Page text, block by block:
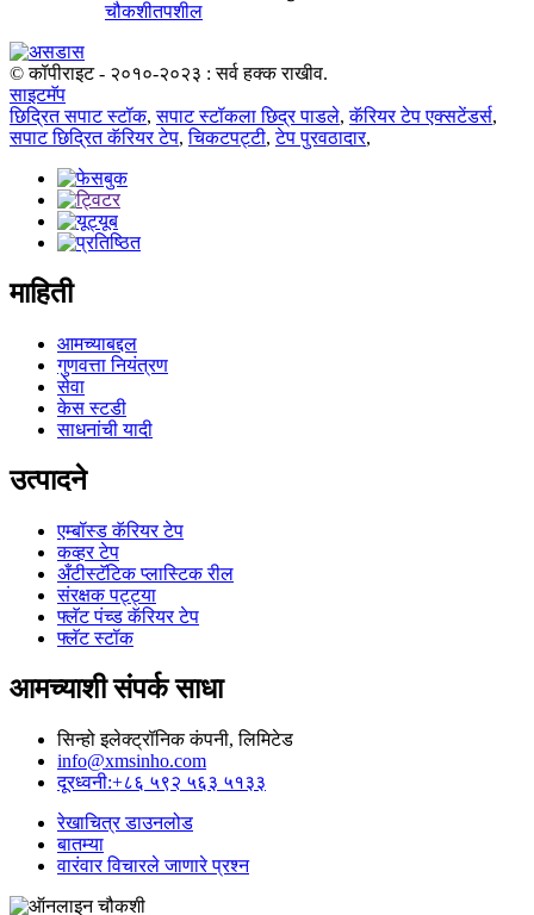
चौकशीतपशील
© कॉपीराइट - २०१०-२०२३ : सर्व हक्क राखीव.
साइटमॅप
छिद्रित सपाट स्टॉक,सपाट स्टॉकला छिद्र पाडले,कॅरियर टेप एक्सटेंडर्स,
सपाट छिद्रित कॅरियर टेप,चिकटपट्टी,टेप पुरवठादार,
माहिती
आमच्याबद्दल
गुणवत्ता नियंत्रण
सेवा
केस स्टडी
साधनांची यादी
उत्पादने
एम्बॉस्ड कॅरियर टेप
कव्हर टेप
अँटीस्टॅटिक प्लास्टिक रील
संरक्षक पट्ट्या
फ्लॅट पंच्ड कॅरियर टेप
फ्लॅट स्टॉक
आमच्याशी संपर्क साधा
सिन्हो इलेक्ट्रॉनिक कंपनी, लिमिटेड
info@xmsinho.com
दूरध्वनी:+८६ ५९२ ५६३ ५१३३
रेखाचित्र डाउनलोड
बातम्या
वारंवार विचारले जाणारे प्रश्न